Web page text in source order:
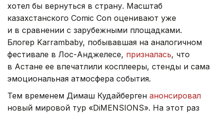
хотел бы вернуться в страну. Масштаб
казахстанского Comic Con оценивают уже
и в сравнении с зарубежными площадками.
Блогер Karrambaby, побывавшая на аналогичном
фестивале в Лос-Анджелесе, призналась, что
в Астане ее впечатлили косплееры, стенды и сама
эмоциональная атмосфера события.
Тем временем Димаш Кудайберген анонсировал
новый мировой тур «DiMENSIONS». На этот раз